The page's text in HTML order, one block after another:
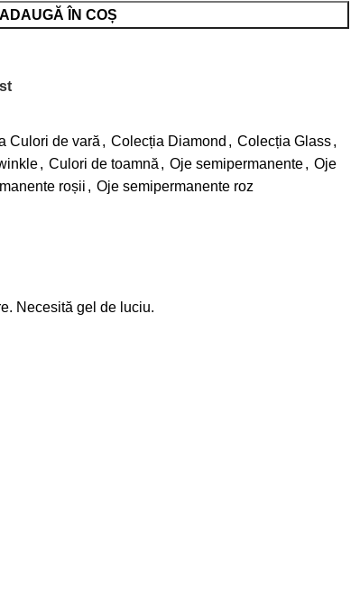
ADAUGĂ ÎN COȘ
Culori de vară , Colecția Diamond , Colecția Glass,
, Culori de toamnă , Oje semipermanente, Oje
roșii , Oje semipermanente roz
Necesită gel de luciu.